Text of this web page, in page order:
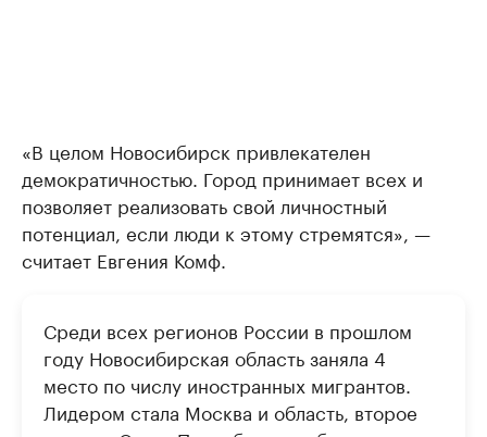
«В целом Новосибирск привлекателен
демократичностью. Город принимает всех и
позволяет реализовать свой личностный
потенциал, если люди к этому стремятся», —
считает Евгения Комф.
Среди всех регионов России в прошлом
году Новосибирская область заняла 4
место по числу иностранных мигрантов.
Лидером стала Москва и область, второе